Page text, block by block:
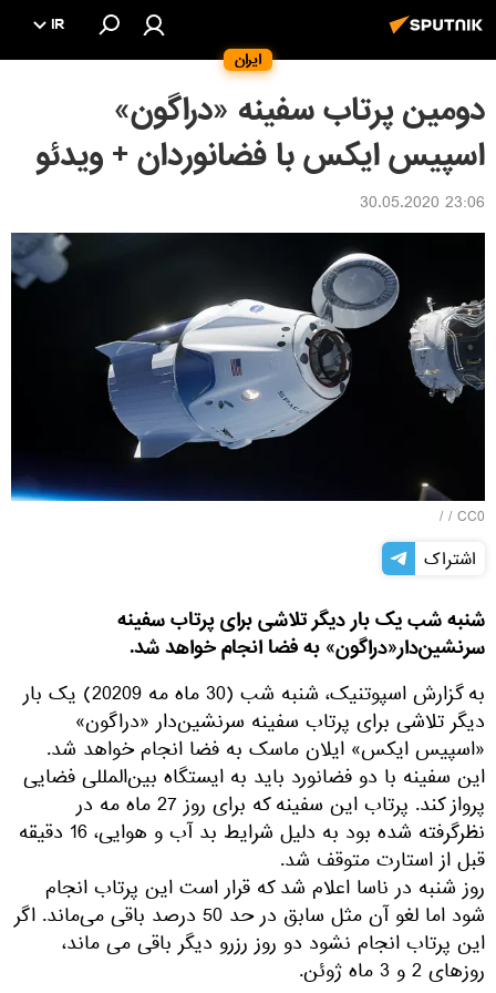
ایران
IR
دومین پرتاب سفینه «دراگون»
اسپیس ایکس با فضانوردان + ویدئو
23:06 30.05.2020
CC0
/ /
اشتراک
شنبه شب یک بار دیگر تلاشی برای پرتاب سفینه
سرنشین‌دار«دراگون» به فضا انجام خواهد شد.
به گزارش اسپوتنیک، شنبه شب (30 ماه مه 20209) یک بار
دیگر تلاشی برای پرتاب سفینه سرنشین‌دار «دراگون»
«اسپیس ایکس» ایلان ماسک به فضا انجام خواهد شد.
این سفینه با دو فضانورد باید به ایستگاه بین‌المللی فضایی
پرواز کند. پرتاب این سفینه که برای روز 27 ماه مه در
نظرگرفته شده بود به دلیل شرایط بد آب و هوایی، 16 دقیقه
قبل از استارت متوقف شد.
روز شنبه در ناسا اعلام شد که قرار است این پرتاب انجام
شود اما لغو آن مثل سابق در حد 50 درصد باقی می‌ماند. اگر
این پرتاب انجام نشود دو روز رزرو دیگر باقی می ماند،
روزهای 2 و 3 ماه ژوئن.